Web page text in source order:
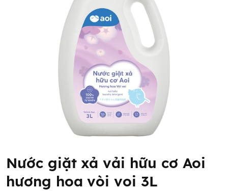
Nước giặt xả vải hữu cơ Aoi
hương hoa vòi voi 3L